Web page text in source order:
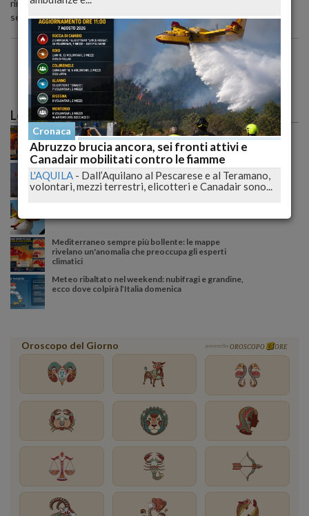
rinnovo dei contratti nazionali di categoria", annuncia in una nota il
segretario provinciale Uilm, Nicola Manzi.
Le più lette
Caldo record sull'Italia: il peggio deve ancora
arrivare, poi una possibile svolta meteo
Incendio tra Lucoli e Roio, massima allerta: continua
il monitoraggio senza sosta delle autorità
Mediterraneo sempre più bollente: le mappe
rivelano un'anomalia che preoccupa gli esperti
climatici
Meteo ribaltato nel weekend: nubifragi e grandine,
ecco dove colpirà l’Italia domenica
Oroscopo del Giorno powered by OROSCOPO ORE
Cronaca
Abruzzo brucia ancora, sei fronti attivi e
Canadair mobilitati contro le fiamme
L'AQUILA - Dall’Aquilano al Pescarese e al Teramano,
volontari, mezzi terrestri, elicotteri e Canadair sono...